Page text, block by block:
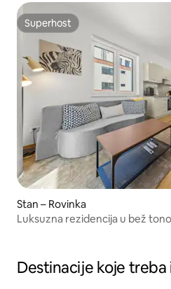
Superhost
Superhost
Stan – Rovinka
Luksuzna rezidencija u bež
Destinacije koje treba